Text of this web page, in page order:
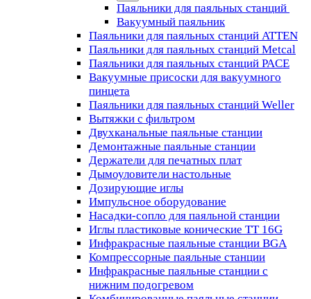
Паяльники для паяльных станций
Вакуумный паяльник
Паяльники для паяльных станций ATTEN
Паяльники для паяльных станций Metcal
Паяльники для паяльных станций PACE
Вакуумные присоски для вакуумного
пинцета
Паяльники для паяльных станций Weller
Вытяжки с фильтром
Двухканальные паяльные станции
Демонтажные паяльные станции
Держатели для печатных плат
Дымоуловители настольные
Дозирующие иглы
Импульсное оборудование
Насадки-сопло для паяльной станции
Иглы пластиковые конические TT 16G
Инфракрасные паяльные станции BGA
Компрессорные паяльные станции
Инфракрасные паяльные станции с
нижним подогревом